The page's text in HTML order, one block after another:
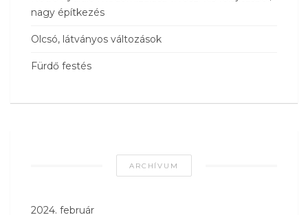
nagy építkezés
Olcsó, látványos változások
Fürdő festés
ARCHÍVUM
2024. február